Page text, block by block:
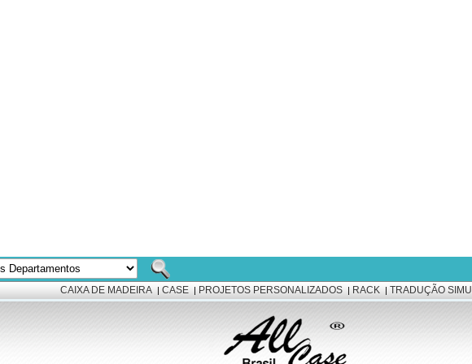
CAIXA DE MADEIRA | CASE | PROJETOS PERSONALIZADOS | RACK | TRADUÇÃO